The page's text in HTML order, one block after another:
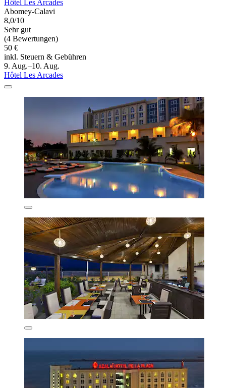
Hôtel Les Arcades
Abomey-Calavi
8,0/10
Sehr gut
(4 Bewertungen)
50 €
inkl. Steuern & Gebühren
9. Aug.–10. Aug.
Hôtel Les Arcades